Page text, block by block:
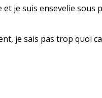
je suis ensevelie sous
je sais pas trop quoi